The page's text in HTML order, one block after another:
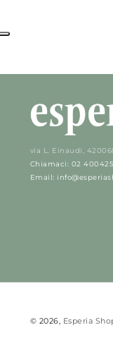
via L. Einaudi,
Chiamaci: 02
Email:
© 2026, Esperia